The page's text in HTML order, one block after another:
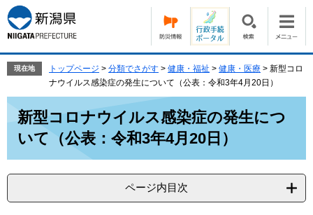
ー
ジ
の
で
す。
ニ
ュ
ー
ば
現在地 トップページ > 分類でさがす > 健康・福祉 > 健康・医療 > 新型コロ
ナウイルス感染症の発生について（公表：令和3年4月20日）
新型コロナウイルス感染症の発生につ
いて（公表：令和3年4月20日）
ページ内目次